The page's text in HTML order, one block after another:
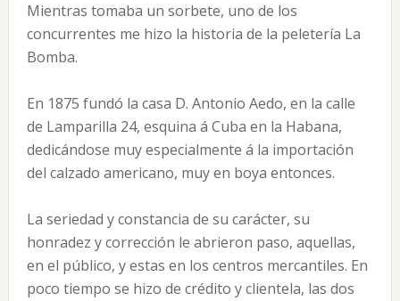
Mientras tomaba un sorbete, uno de los
concurrentes me hizo la historia de la peletería La
Bomba.
En 1875 fundó la casa D. Antonio Aedo, en la calle
de Lamparilla 24, esquina á Cuba en la Habana,
dedicándose muy especialmente á la importación
del calzado americano, muy en boya entonces.
La seriedad y constancia de su carácter, su
honradez y corrección le abrieron paso, aquellas,
en el público, y estas en los centros mercantiles. En
poco tiempo se hizo de crédito y clientela, las dos